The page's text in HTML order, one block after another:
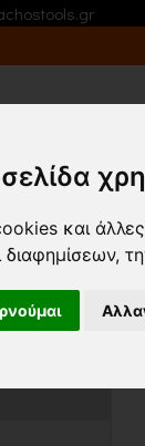
και
διαφημίσεων,
ΚΛΕΙΔΙΑ